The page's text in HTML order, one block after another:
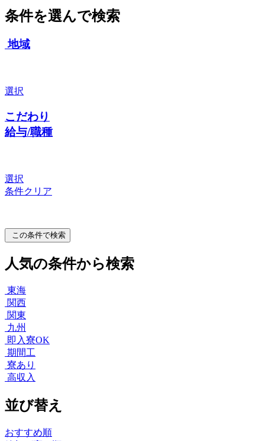
条件を選んで検索
地域
選択
こだわり
給与/職種
選択
条件クリア
この条件で検索
人気の条件から検索
東海
関西
関東
九州
即入寮OK
期間工
寮あり
高収入
並び替え
おすすめ順